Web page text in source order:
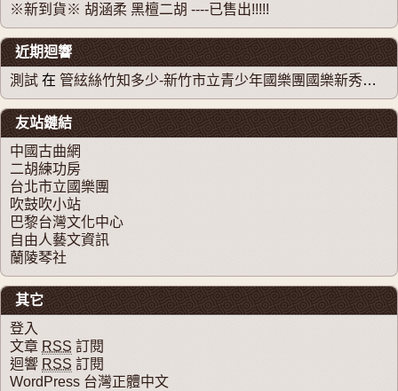
※新到貨※ 胡涵柔 黑檀二胡 ----已售出!!!!!
近期迴響
測試 在 管絃絲竹知多少-新竹市立青少年國樂團國樂新秀系列音樂會
友站鏈結
中國古曲網
二胡練功房
台北市立國樂團
吹鼓吹小站
巴黎台灣文化中心
自由人藝文資訊
蘭陵琴社
其它
登入
文章 RSS 訂閱
迴響 RSS 訂閱
WordPress 台灣正體中文